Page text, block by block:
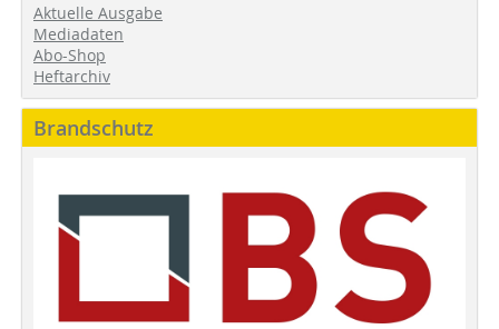
Aktuelle Ausgabe
Mediadaten
Abo-Shop
Heftarchiv
Brandschutz